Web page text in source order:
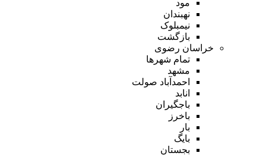
مود
نهبندان
نیمبلوک
بازگشت
خراسان رضوی
تمام شهر‌ها
مشهد
احمدآباد صولت
انابد
باجگیران
باخرز
بار
بایگ
بجستان